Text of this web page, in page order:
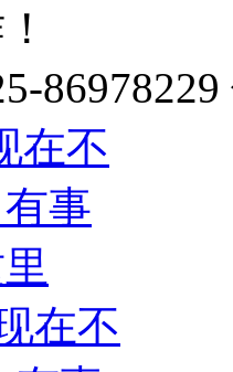
86978229